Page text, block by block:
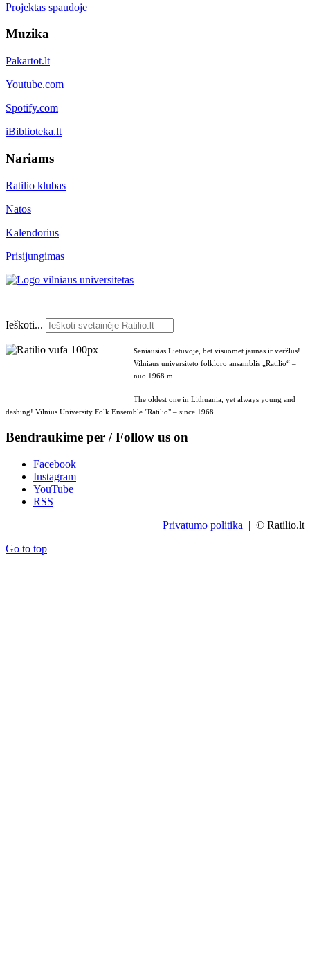
Projektas spaudoje
Muzika
Pakartot.lt
Youtube.com
Spotify.com
iBiblioteka.lt
Nariams
Ratilio klubas
Natos
Kalendorius
Prisijungimas
Ieškoti...
Seniausias Lietuvoje, bet visuomet jaunas ir veržlus!
Vilniaus universiteto folkloro ansamblis „Ratilio“ –
nuo 1968 m.
The oldest one in Lithuania, yet always young and
dashing! Vilnius University Folk Ensemble "Ratilio" – since 1968.
Bendraukime per / Follow us on
Facebook
Instagram
YouTube
RSS
Privatumo politika | © Ratilio.lt
Go to top